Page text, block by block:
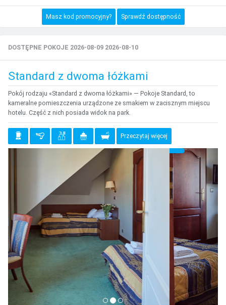
Masz kod promocyjny? Sprawdź dostępność
DOSTĘPNE POKOJE 2026-08-09 2026-08-10
Standard z dwoma łóżkami
Pokój rodzaju «Standard z dwoma łóżkami» — Pokoje Standard, to
kameralne pomieszczenia urządzone ze smakiem w zacisznym miejscu
hotelu. Część z nich posiada widok na park.
Przeczytaj więcej